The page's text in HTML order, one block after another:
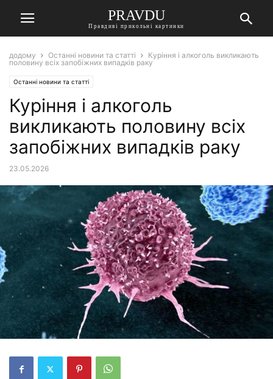
PRAVDU
Правдиві прикольні картинки
додому Останні новини та статті
Куріння і алкоголь викликають
половину всіх запобіжних випадків раку
Останні новини та статті
Куріння і алкоголь
викликають половину всіх
запобіжних випадків раку
23.05.2026